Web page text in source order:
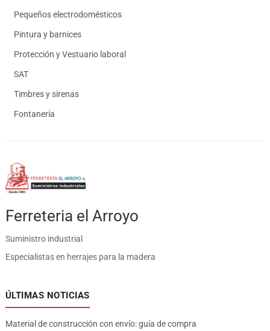
Pequeños electrodomésticos
Pintura y barnices
Protección y Vestuario laboral
SAT
Timbres y sirenas
Fontanería
Ferreteria el Arroyo
Suministro industrial
Especialistas en herrajes para la madera
ÚLTIMAS NOTICIAS
Material de construcción con envío: guía de compra